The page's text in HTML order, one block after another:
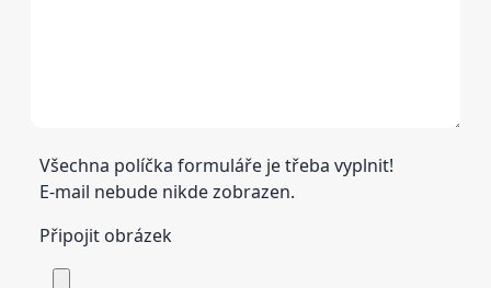
Všechna políčka formuláře je třeba vyplnit!
E-mail nebude nikde zobrazen.
Připojit obrázek